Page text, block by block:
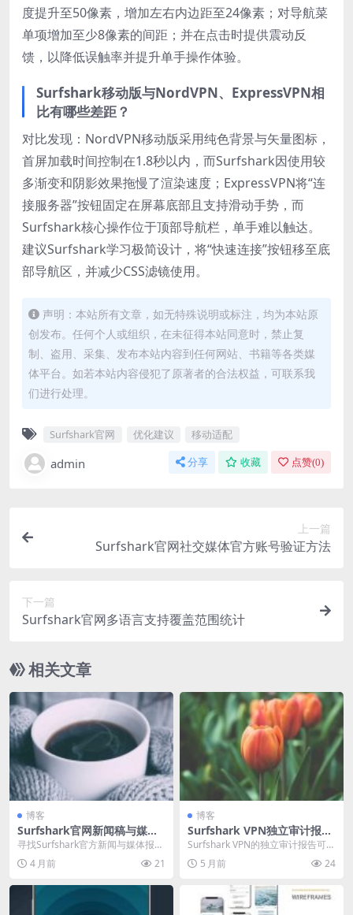
度提升至50像素，增加左右内边距至24像素；对导航菜
单项增加至少8像素的间距；并在点击时提供震动反
馈，以降低误触率并提升单手操作体验。
Surfshark移动版与NordVPN、ExpressVPN相
比有哪些差距？
对比发现：NordVPN移动版采用纯色背景与矢量图标，
首屏加载时间控制在1.8秒以内，而Surfshark因使用较
多渐变和阴影效果拖慢了渲染速度；ExpressVPN将“连
接服务器”按钮固定在屏幕底部且支持滑动手势，而
Surfshark核心操作位于顶部导航栏，单手难以触达。
建议Surfshark学习极简设计，将“快速连接”按钮移至底
部导航区，并减少CSS滤镜使用。
声明：本站所有文章，如无特殊说明或标注，均为本站原
创发布。任何个人或组织，在未征得本站同意时，禁止复
制、盗用、采集、发布本站内容到任何网站、书籍等各类媒
体平台。如若本站内容侵犯了原著者的合法权益，可联系我
们进行处理。
Surfshark官网 优化建议 移动适配
admin 分享 收藏 点赞(0)
上一篇
Surfshark官网社交媒体官方账号验证方法
下一篇
Surfshark官网多语言支持覆盖范围统计
相关文章
博客
Surfshark官网新闻稿与媒体
报道资料库入口
寻找Surfshark官方新闻与媒体报道
资料？其官网的“Newsroom”或“P...
4 月前 21
博客
Surfshark VPN独立审计报告
解读：可信度高吗
Surfshark VPN的独立审计报告可信
度极高，由Cure53和德勤等权威
第...5 月前 24